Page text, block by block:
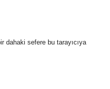
dahaki sefere bu tarayıcıya